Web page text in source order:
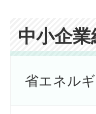
中小企
省エネル